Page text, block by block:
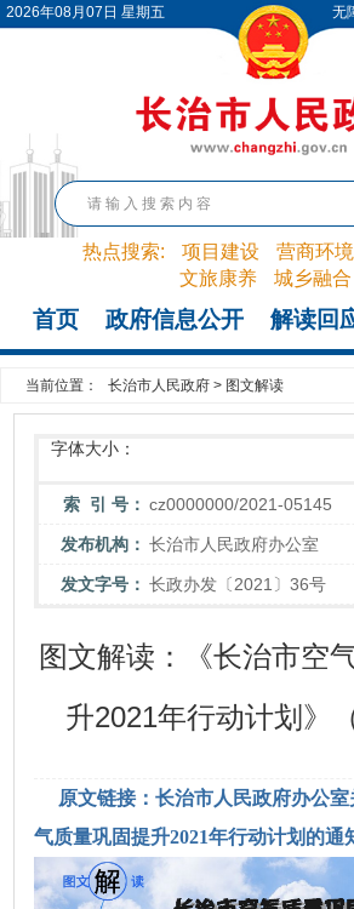
2026年08月07日 星期五 无
热点搜索: 项目建设 营商环境
文旅康养
城乡融合
首页 政府信息公开 解读回
当前位置： 长治市人民政府 > 图文解读
字体大小：
索 引 号： cz0000000/2021-05145
发布机构： 长治市人民政府办公室
发文字号： 长政办发〔2021〕36号
图文解读：《长治市空
升2021年行动计划》
原文链接：长治市人民政府办公
气质量巩固提升2021年行动计划的通